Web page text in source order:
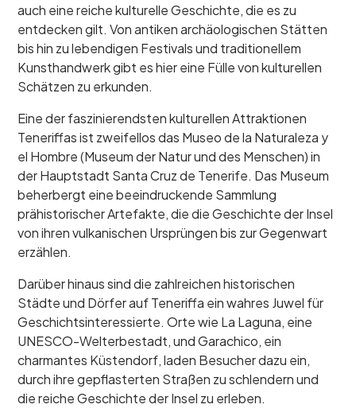
auch eine reiche kulturelle Geschichte, die es zu
entdecken gilt. Von antiken archäologischen Stätten
bis hin zu lebendigen Festivals und traditionellem
Kunsthandwerk gibt es hier eine Fülle von kulturellen
Schätzen zu erkunden.
Eine der faszinierendsten kulturellen Attraktionen
Teneriffas ist zweifellos das Museo de la Naturaleza y
el Hombre (Museum der Natur und des Menschen) in
der Hauptstadt Santa Cruz de Tenerife. Das Museum
beherbergt eine beeindruckende Sammlung
prähistorischer Artefakte, die die Geschichte der Insel
von ihren vulkanischen Ursprüngen bis zur Gegenwart
erzählen.
Darüber hinaus sind die zahlreichen historischen
Städte und Dörfer auf Teneriffa ein wahres Juwel für
Geschichtsinteressierte. Orte wie La Laguna, eine
UNESCO-Welterbestadt, und Garachico, ein
charmantes Küstendorf, laden Besucher dazu ein,
durch ihre gepflasterten Straßen zu schlendern und
die reiche Geschichte der Insel zu erleben.